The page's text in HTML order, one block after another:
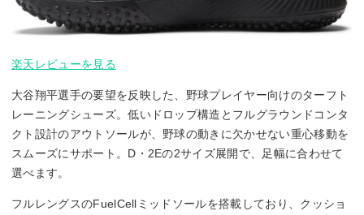
楽天レビューを見る
大谷翔平選手の要望を反映した、野球プレイヤー向けのターフト
レーニングシューズ。低いドロップ構造とフルグラウンドコンタ
クト設計のアウトソールが、野球の動きに欠かせない重心移動を
スムーズにサポート。D・2Eの2サイズ展開で、足幅に合わせて
選べます。
フルレングスのFuelCellミッドソールを搭載しており、クッショ